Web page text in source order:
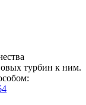
турбин к ним.